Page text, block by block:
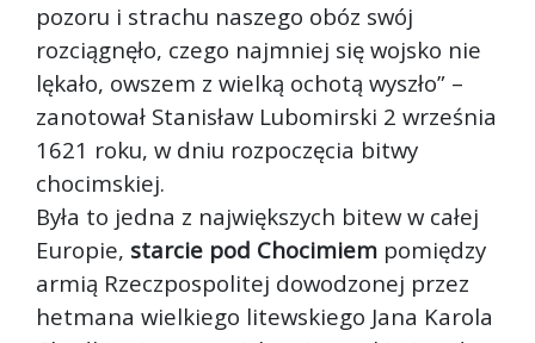
pozoru i strachu naszego obóz swój
rozciągnęło, czego najmniej się wojsko nie
lękało, owszem z wielką ochotą wyszło” –
zanotował Stanisław Lubomirski 2 września
1621 roku, w dniu rozpoczęcia bitwy
chocimskiej.
Była to jedna z największych bitew w całej
Europie, starcie pod Chocimiem pomiędzy
armią Rzeczpospolitej dowodzonej przez
hetmana wielkiego litewskiego Jana Karola